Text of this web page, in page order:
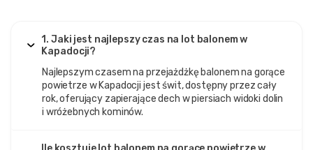
1. Jaki jest najlepszy czas na lot balonem w
Kapadocji?
Najlepszym czasem na przejażdżkę balonem na gorące
powietrze w Kapadocji jest świt, dostępny przez cały
rok, oferujący zapierające dech w piersiach widoki dolin
i wróżebnych kominów.